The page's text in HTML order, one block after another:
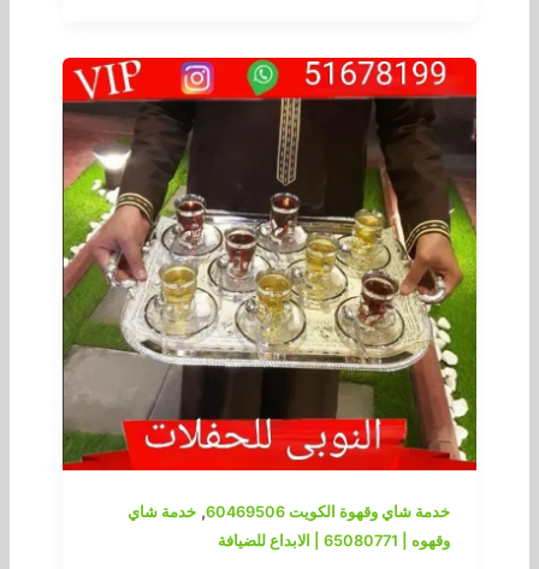
خدمة شاي وقهوة الكويت 60469506 ,خدمة شاي
وقهوه | 65080771 | الابداع للضيافة